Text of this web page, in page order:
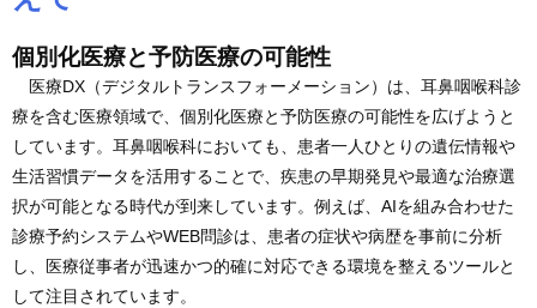
個別化医療と予防医療の可能性
医療DX（デジタルトランスフォーメーション）は、耳鼻咽喉科診
療を含む医療領域で、個別化医療と予防医療の可能性を広げようと
しています。耳鼻咽喉科においても、患者一人ひとりの遺伝情報や
生活習慣データを活用することで、疾患の早期発見や最適な治療選
択が可能となる時代が到来しています。例えば、AIを組み合わせた
診療予約システムやWEB問診は、患者の症状や病歴を事前に分析
し、医療従事者が迅速かつ的確に対応できる環境を整えるツールと
して注目されています。